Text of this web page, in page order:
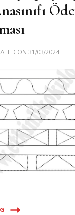
ON 31/03/2024